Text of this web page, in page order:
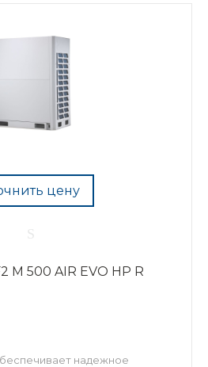
цену
M 500 AIR EVO HP R
надежное